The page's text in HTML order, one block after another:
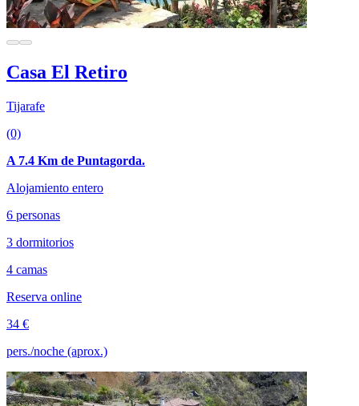
Casa El Retiro
Tijarafe
(0)
A 7.4 Km de Puntagorda.
Alojamiento entero
6 personas
3 dormitorios
4 camas
Reserva online
34 €
pers./noche (aprox.)